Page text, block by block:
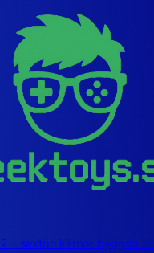
– sexton kärnor byggda